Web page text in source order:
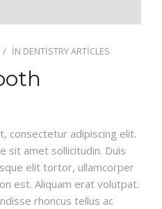
IN DENTISTRY ARTICLES
consectetur adipiscing elit.
sit amet sollicitudin. Duis
elit tortor, ullamcorper
est. Aliquam erat volutpat.
rhoncus tellus ac